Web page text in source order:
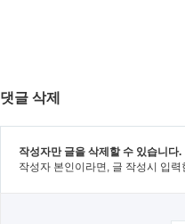
댓글 삭제
작성자만 글을 삭제할 수 있습니다.
작성자 본인이라면, 글 작성시 입